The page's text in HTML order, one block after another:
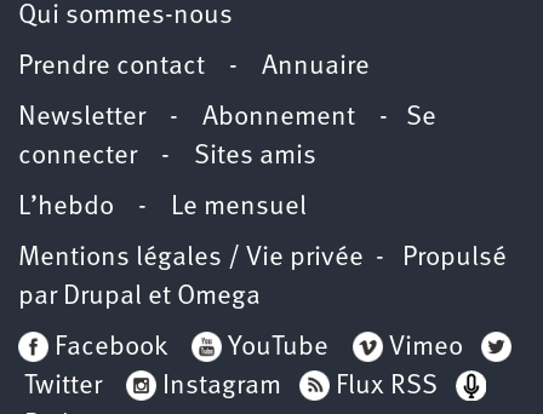
Qui sommes-nous
Prendre contact - Annuaire
Newsletter - Abonnement - Se
connecter- Sites amis
L’hebdo -
Le mensuel
Mentions légales / Vie privée - Propulsé
par Drupal et Omega
Facebook
YouTube
Vimeo
Twitter
Instagram
Flux RSS